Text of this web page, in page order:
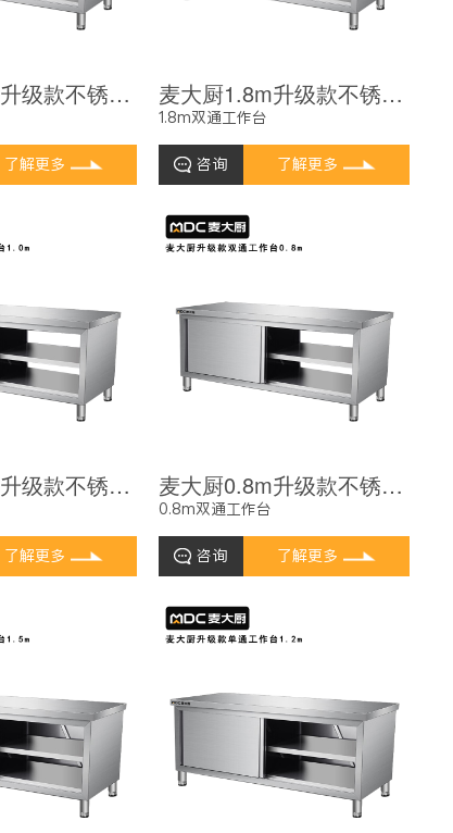
麦大厨2.0m升级款不锈钢工作台双通工作台带靠背
了解更多
麦大厨1.8m升级款不锈钢工作台双通工作台带靠背
1.8m双通工作台
咨询 了解更多
麦大厨1.0m升级款不锈钢工作台双通工作台带靠背
了解更多
麦大厨0.8m升级款不锈钢工作台双通工作台带靠背
0.8m双通工作台
咨询 了解更多